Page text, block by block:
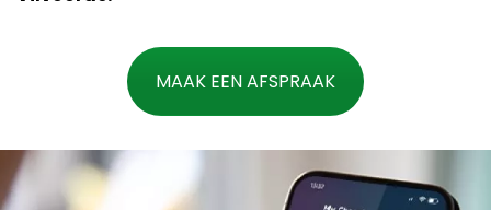
MAAK EEN AFSPRAAK